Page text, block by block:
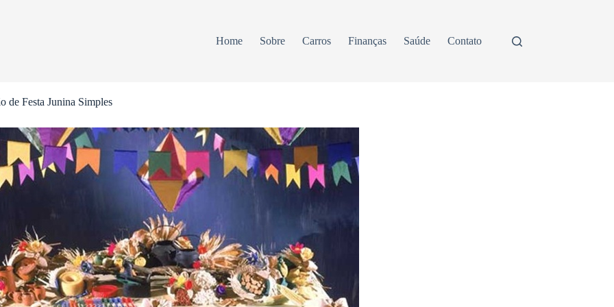
Home
Sobre Carros Finanças Saúde Contato
de Festa Junina Simples